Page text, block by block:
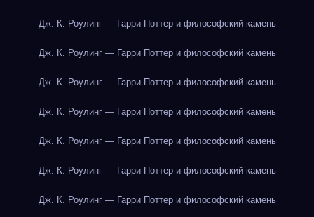
Дж. К. Роулинг — Гарри Поттер и философский камень
Дж. К. Роулинг — Гарри Поттер и философский камень
Дж. К. Роулинг — Гарри Поттер и философский камень
Дж. К. Роулинг — Гарри Поттер и философский камень
Дж. К. Роулинг — Гарри Поттер и философский камень
Дж. К. Роулинг — Гарри Поттер и философский камень
Дж. К. Роулинг — Гарри Поттер и философский камень